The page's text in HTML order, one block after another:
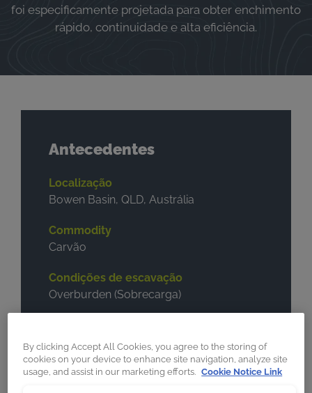
foi especificamente projetada para obter enchimento
rápido, continuidade e alta eficiência.
Antecedentes
Localização
Bowen Basin, QLD, Austrália
Commodity
Carvão
Condições de escavação
Overburden (Sobrecarga)
Dragline
Marca e modelo
By clicking Accept All Cookies, you agree to the storing of
cookies on your device to enhance site navigation, analyze site
usage, and assist in our marketing efforts. Cookie Notice Link